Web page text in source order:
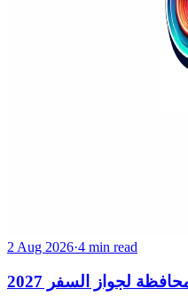
2 Aug 2026·4 min read
لجواز السفر 2027